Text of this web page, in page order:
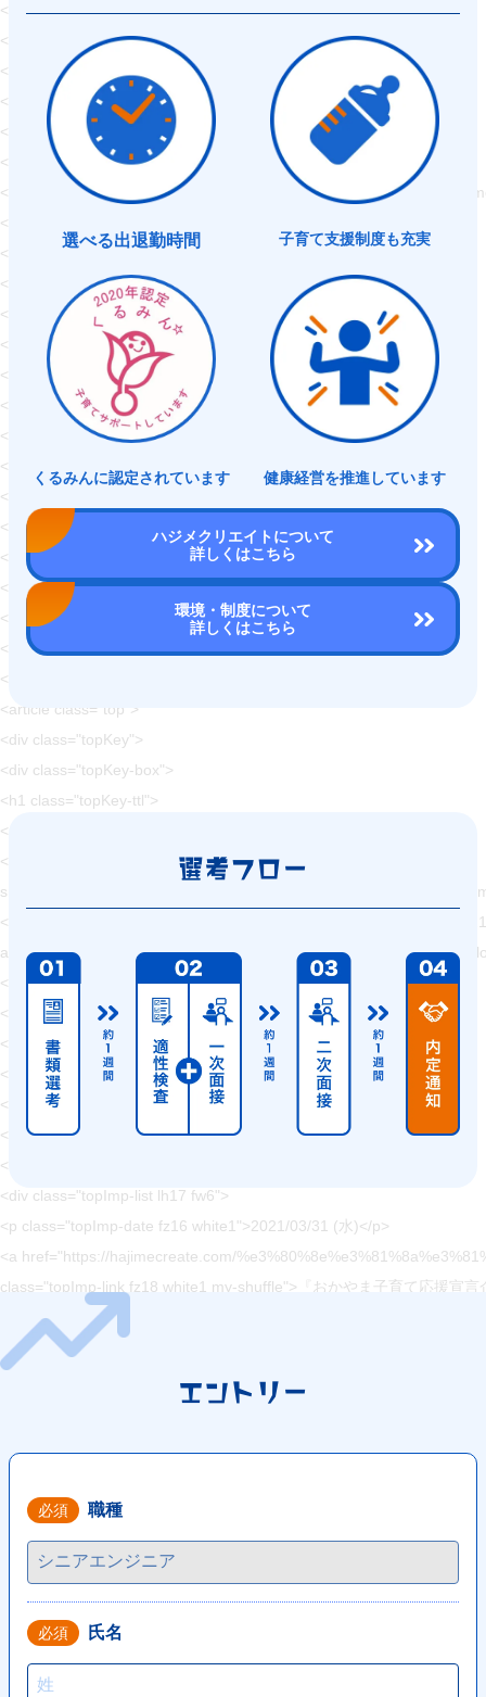
選べる出退勤時間 子育て支援制度も充実
くるみんに認定されています 健康経営を推進しています
ハジメクリエイトについて
詳しくはこちら
環境・制度について
詳しくはこちら
選考フロー
エントリー
必須 職種
必須 氏名
<div class="container-main">
<header class="header">
<div class="header-btn">
</div>
<p class="header-logo">
<svg>
<use xlink:href="https://hajimecreate.com/wp-content/themes/wp-
</svg>
</p>
<nav>
<ul class="header-nav">
<li>
<a href="https://hajimecreate.com/" class="fz16">ABOUT US</a>
</li>
<li>
<a href="https://hajimecreate.com/" class="fz16">SERVICE</a>
</li>
<li>
<a href="https://hajimecreate.com/" class="fz16">WORKS</a>
</li>
</ul>
</nav>
</header>
<article class="top">
<div class="topKey">
<div class="topKey-box">
<h1 class="topKey-ttl">
<picture>
<source type="image/webp"
srcset="https://hajimecreate.com/wp-content/themes/wp-hajime2021/
<img src="https://hajimecreate.com/wp-content/themes/wp-
alt="Webとクリエイティブでビジネスをかたちにする" class="imgBk"
</picture>
</h1>
</div>
<div class="topKey-cover"></div>
</div>
<section class="topImp">
<h2 class="fz32 ffF1 orange1">大切なお知らせ</h2>
<div class="topImp-list lh17 fw6">
<p class="topImp-date fz16 white1">2021/03/31 (水)</p>
<a href="https://hajimecreate.com/
class="topImp-link fz18 white1 my-shuffle">『おかやま子育て応援宣言
</div>
</section>
<div class="topNav-body">
まずはコチラから
<span class="fz72 ffLo blue1 sfz30">ハジメクリエイトが<br>できる
<div class="topNav-group clearfix">
<picture>
<source type="image/webp" media="(max-width: 1023px)"
srcset="https://hajimecreate.com/wp-content/themes/wp-hajime2021/